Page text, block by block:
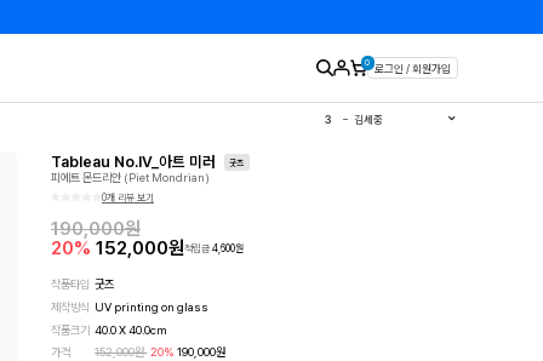
0 로그인 / 회원가입
2
김경희
3
김세중
Tableau No.IV_아트 미러 굿즈
피에트 몬드리안 (Piet Mondrian)
0개 리뷰 보기
190,000원
20% 152,000원적립금 4,600원
작품타입 굿즈
제작방식 UV printing on glass
작품크기 40.0X40.0cm
가격
152,000원 20%190,000원